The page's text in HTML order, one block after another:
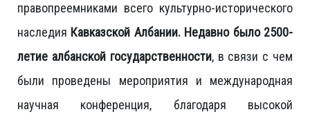
правопреемниками всего культурно-исторического
наследия Кавказской Албании. Недавно было 2500-
летие албанской государственности, в связи с чем
были проведены мероприятия и международная
научная конференция, благодаря высокой